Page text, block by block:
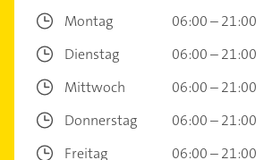
Montag
06:00 – 21:00
Dienstag
06:00 – 21:00
Mittwoch
06:00 – 21:00
Donnerstag
06:00 – 21:00
Freitag
06:00 – 21:00